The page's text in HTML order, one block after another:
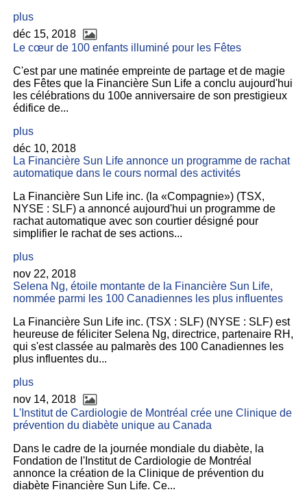
plus
déc 15, 2018
Le cœur de 100 enfants illuminé pour les Fêtes
C'est par une matinée empreinte de partage et de magie
des Fêtes que la Financière Sun Life a conclu aujourd'hui
les célébrations du 100e anniversaire de son prestigieux
édifice de...
plus
déc 10, 2018
La Financière Sun Life annonce un programme de rachat
automatique dans le cours normal des activités
La Financière Sun Life inc. (la «Compagnie») (TSX,
NYSE : SLF) a annoncé aujourd'hui un programme de
rachat automatique avec son courtier désigné pour
simplifier le rachat de ses actions...
plus
nov 22, 2018
Selena Ng, étoile montante de la Financière Sun Life,
nommée parmi les 100 Canadiennes les plus influentes
La Financière Sun Life inc. (TSX : SLF) (NYSE : SLF) est
heureuse de féliciter Selena Ng, directrice, partenaire RH,
qui s'est classée au palmarès des 100 Canadiennes les
plus influentes du...
plus
nov 14, 2018
L'Institut de Cardiologie de Montréal crée une Clinique de
prévention du diabète unique au Canada
Dans le cadre de la journée mondiale du diabète, la
Fondation de l'Institut de Cardiologie de Montréal
annonce la création de la Clinique de prévention du
diabète Financière Sun Life. Ce...